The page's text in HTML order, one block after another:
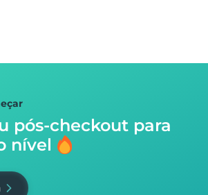
pós-checkout para
nível